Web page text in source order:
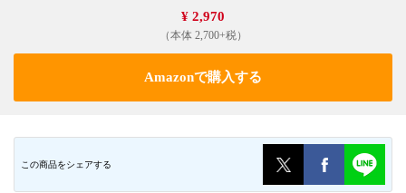
¥ 2,970
（本体 2,700+税）
Amazonで購入する
この商品をシェアする